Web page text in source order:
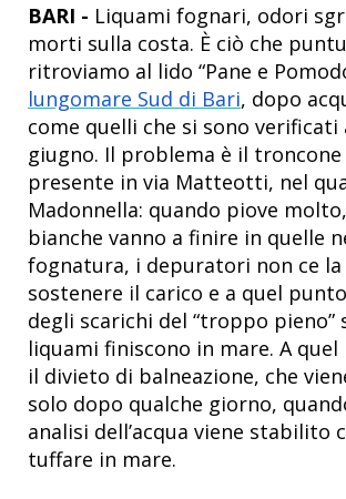
BARI - Liquami fognari, odori
morti sulla costa. È ciò che
ritroviamo al lido “Pane e
lungomare Sud di Bari, dopo
come quelli che si sono verificati
giugno. Il problema è il
presente in via Matteotti, nel
Madonnella: quando piove
bianche vanno a finire in quelle
fognatura, i depuratori non ce la
sostenere il carico e a quel
degli scarichi del “troppo pieno”
liquami finiscono in mare. A
il divieto di balneazione, che
solo dopo qualche giorno,
analisi dell’acqua viene stabilito
tuffare in mare.